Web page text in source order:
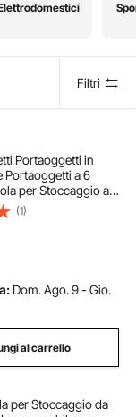
Filtri
Portaoggetti in
Portaoggetti a 6
per Stoccaggio a 3
Trasparenti per
Stanze per
(1)
Dom. Ago. 9 - Gio.
al carrello
per Stoccaggio da